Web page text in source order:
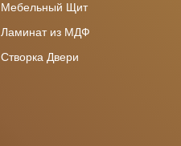
Мебельный Щит
Ламинат из МДФ
Створка Двери